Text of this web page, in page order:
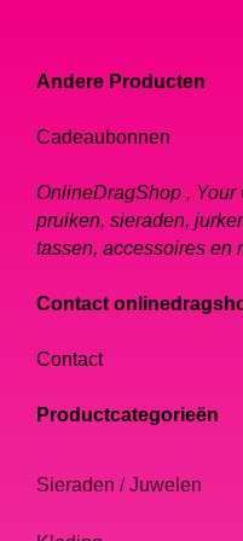
beste drag queen-
Soorten pruiken
Voordat we ingaan
eerst de
beschikbaar zijn.
Synthetische
vaak goedkoper
Andere Producten
Cadeaubonnen
OnlineDragShop , Your
pruiken, sieraden,
tassen, accessoires en
Contact
Contact
Productcategorieën
Sieraden / Juwelen